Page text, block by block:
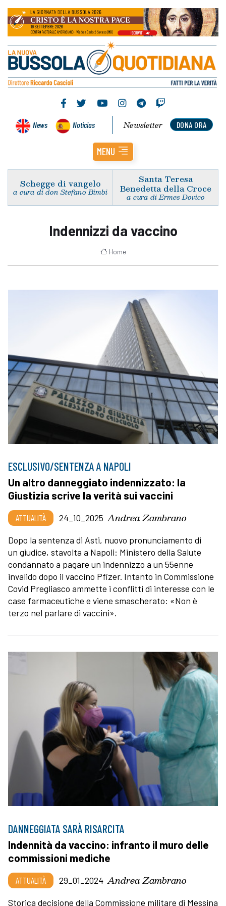
News Noticias DONA ORA
Newsletter
MENU
Schegge di vangelo
a cura di don Stefano Bimbi
Santa Teresa
Benedetta della Croce
a cura di Ermes Dovico
Indennizzi da vaccino
Home
ESCLUSIVO/SENTENZA A NAPOLI
Un altro danneggiato indennizzato: la
Giustizia scrive la verità sui vaccini
ATTUALITÀ 24_10_2025 Andrea Zambrano
Dopo la sentenza di Asti, nuovo pronunciamento di
un giudice, stavolta a Napoli: Ministero della Salute
condannato a pagare un indennizzo a un 55enne
invalido dopo il vaccino Pfizer. Intanto in Commissione
Covid Pregliasco ammette i conflitti di interesse con le
case farmaceutiche e viene smascherato: «Non è
terzo nel parlare di vaccini».
DANNEGGIATA SARÀ RISARCITA
Indennità da vaccino: infranto il muro delle
commissioni mediche
ATTUALITÀ 29_01_2024 Andrea Zambrano
Storica decisione della Commissione militare di Messina